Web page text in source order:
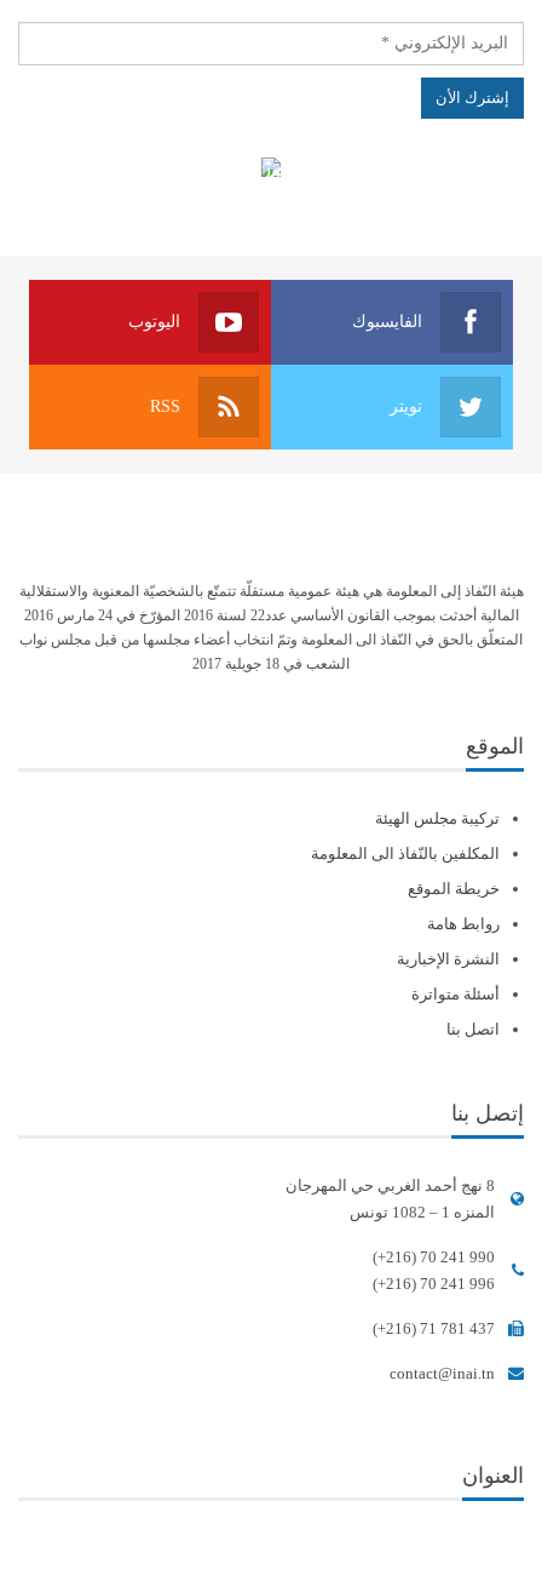
الهياكل الخاضعة لقانون النفاذ إلى المعلومة
الفايسبوك اليوتوب
تويتر RSS
هيئة النّفاذ إلى المعلومة هي هيئة عمومية مستقلّة تتمتّع بالشخصيّة المعنوية والاستقلالية
المالية أحدثت بموجب القانون الأساسي عدد22 لسنة 2016 المؤرّخ في 24 مارس 2016
المتعلّق بالحق في النّفاذ الى المعلومة وتمّ انتخاب أعضاء مجلسها من قبل مجلس نواب
الشعب في 18 جويلية 2017
الموقع
تركيبة مجلس الهيئة
المكلفين بالنّفاذ الى المعلومة
خريطة الموقع
روابط هامة
النشرة الإخبارية
أسئلة متواترة
اتصل بنا
إتصل بنا
8 نهج أحمد الغربي حي المهرجان
المنزه 1 – 1082 تونس
(+216) 70 241 990
(+216) 70 241 996
(+216) 71 781 437
contact@inai.tn
العنوان